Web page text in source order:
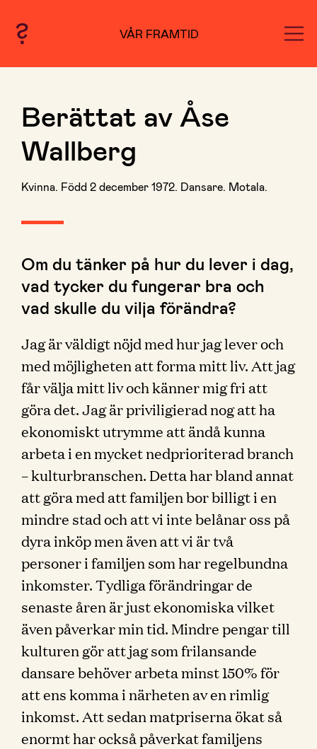
VÅR FRAMTID
Berättat av Åse
Wallberg
Kvinna. Född 2 december 1972. Dansare. Motala.
Om du tänker på hur du lever i dag,
vad tycker du fungerar bra och
vad skulle du vilja förändra?
Jag är väldigt nöjd med hur jag lever och
med möjligheten att forma mitt liv. Att jag
får välja mitt liv och känner mig fri att
göra det. Jag är priviligierad nog att ha
ekonomiskt utrymme att ändå kunna
arbeta i en mycket nedprioriterad branch
– kulturbranschen. Detta har bland annat
att göra med att familjen bor billigt i en
mindre stad och att vi inte belånar oss på
dyra inköp men även att vi är två
personer i familjen som har regelbundna
inkomster. Tydliga förändringar de
senaste åren är just ekonomiska vilket
även påverkar min tid. Mindre pengar till
kulturen gör att jag som frilansande
dansare behöver arbeta minst 150% för
att ens komma i närheten av en rimlig
inkomst. Att sedan matpriserna ökat så
enormt har också påverkat familjens